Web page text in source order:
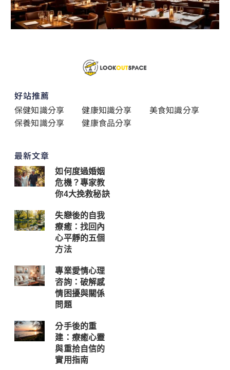
好站推薦
保健知識分享
健康知識分享
美食知識分享
保養知識分享
健康食品分享
最新文章
如何度過婚姻
危機？專家教
你4大挽救秘訣
失戀後的自我
療癒：找回內
心平靜的五個
方法
專業愛情心理
咨詢：破解感
情困擾與關係
問題
分手後的重
建：療癒心靈
與重拾自信的
實用指南